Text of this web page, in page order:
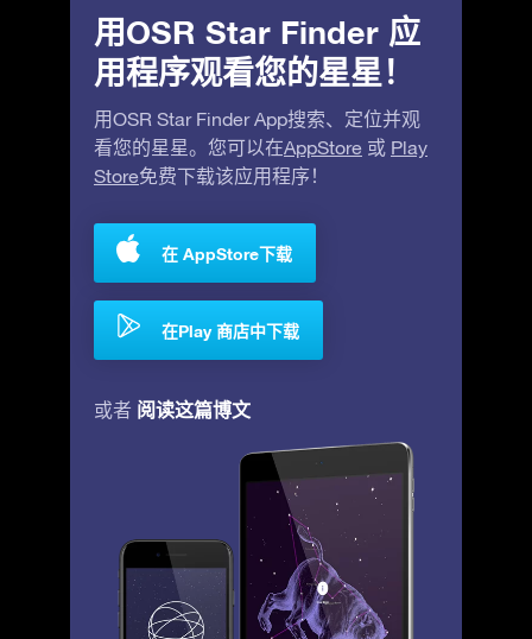
用OSR Star Finder 应
用程序观看您的星星！
用OSR Star Finder App搜索、定位并观
看您的星星。您可以在AppStore 或 Play
Store免费下载该应用程序！
在 AppStore下载
在Play 商店中下载
或者 阅读这篇博文